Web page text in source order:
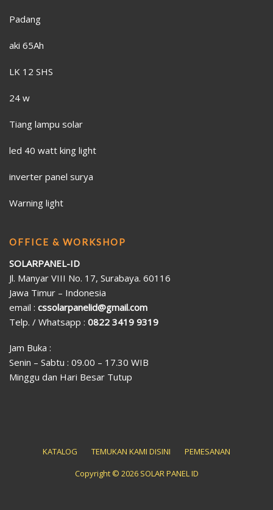
Padang
aki 65Ah
LK 12 SHS
24 w
Tiang lampu solar
led 40 watt king light
inverter panel surya
Warning light
OFFICE & WORKSHOP
SOLARPANEL-ID
Jl. Manyar VIII No. 17, Surabaya. 60116
Jawa Timur – Indonesia
email : cssolarpanelid@gmail.com
Telp. / Whatsapp : 0822 3419 9319
Jam Buka :
Senin – Sabtu : 09.00 – 17.30 WIB
Minggu dan Hari Besar Tutup
KATALOG TEMUKAN KAMI DISINI
PEMESANAN
Copyright © 2026 SOLAR PANEL ID